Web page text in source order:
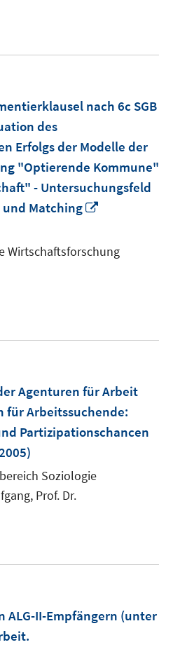
nach 6c SGB
des
Erfolgs der Modelle der
"Optierende Kommune"
- Untersuchungsfeld
und Matching
öffnen
Wirtschaftsforschung
Agenturen für Arbeit
für Arbeitssuchende:
Partizipationschancen
Soziologie
Prof. Dr.
ALG-II-Empfängern (unter